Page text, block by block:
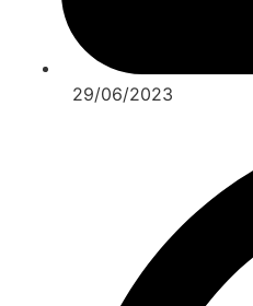
29/06/2023